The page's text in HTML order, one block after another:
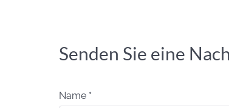
Senden Sie eine
Name *